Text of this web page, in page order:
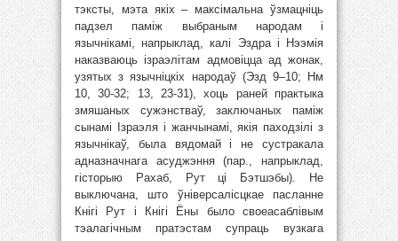
тэксты, мэта якіх – максімальна ўзмацніць
падзел паміж выбраным народам і
язычнікамі, напрыклад, калі Эздра і Нээмія
наказваюць ізраэлітам адмовіцца ад жонак,
узятых з язычніцкіх народаў (Эзд 9–10; Нм
10, 30-32; 13, 23-31), хоць раней практыка
змяшаных сужэнстваў, заключаных паміж
сынамі Ізраэля і жанчынамі, якія паходзілі з
язычнікаў, была вядомай і не сустракала
адназначнага асуджэння (пар., напрыклад,
гісторыю Рахаб, Рут ці Бэтшэбы). Не
выключана, што ўніверсалісцкае пасланне
Кнігі Рут і Кнігі Ёны было своеасаблівым
тэалагічным пратэстам супраць вузкага